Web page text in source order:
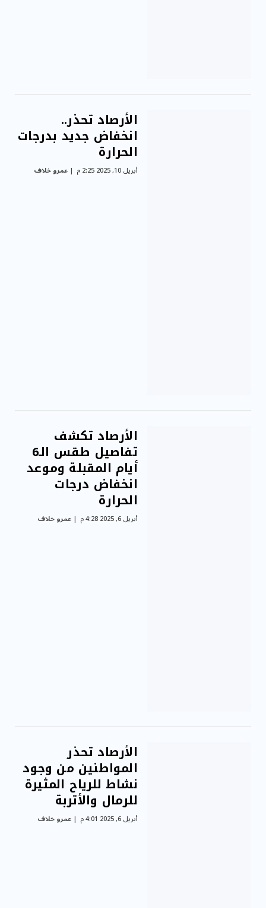
الأرصاد تحذر..
انخفاض جديد بدرجات
الحرارة
أبريل 10, 2025 2:25 م عمرو خلاف
الأرصاد تكشف
تفاصيل طقس الـ6
أيام المقبلة وموعد
انخفاض درجات
الحرارة
أبريل 6, 2025 4:28 م عمرو خلاف
الأرصاد تحذر
المواطنين من وجود
نشاط للرياح المثيرة
للرمال والأتربة
أبريل 6, 2025 4:01 م عمرو خلاف